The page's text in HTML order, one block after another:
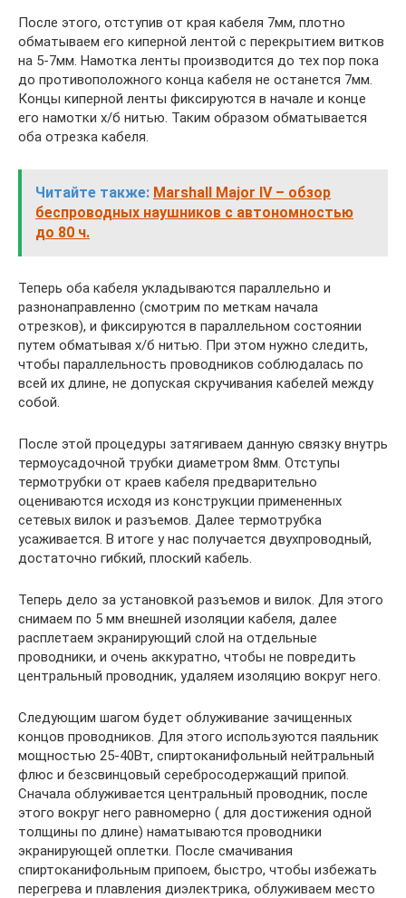
После этого, отступив от края кабеля 7мм, плотно
обматываем его киперной лентой с перекрытием витков
на 5-7мм. Намотка ленты производится до тех пор пока
до противоположного конца кабеля не останется 7мм.
Концы киперной ленты фиксируются в начале и конце
его намотки х/б нитью. Таким образом обматывается
оба отрезка кабеля.
Читайте также: Marshall Major IV – обзор
беспроводных наушников с автономностью
до 80 ч.
Теперь оба кабеля укладываются параллельно и
разнонаправленно (смотрим по меткам начала
отрезков), и фиксируются в параллельном состоянии
путем обматывая х/б нитью. При этом нужно следить,
чтобы параллельность проводников соблюдалась по
всей их длине, не допуская скручивания кабелей между
собой.
После этой процедуры затягиваем данную связку внутрь
термоусадочной трубки диаметром 8мм. Отступы
термотрубки от краев кабеля предварительно
оцениваются исходя из конструкции примененных
сетевых вилок и разъемов. Далее термотрубка
усаживается. В итоге у нас получается двухпроводный,
достаточно гибкий, плоский кабель.
Теперь дело за установкой разъемов и вилок. Для этого
снимаем по 5 мм внешней изоляции кабеля, далее
расплетаем экранирующий слой на отдельные
проводники, и очень аккуратно, чтобы не повредить
центральный проводник, удаляем изоляцию вокруг него.
Следующим шагом будет облуживание зачищенных
концов проводников. Для этого используются паяльник
мощностью 25-40Вт, спиртоканифольный нейтральный
флюс и безсвинцовый серебросодержащий припой.
Сначала облуживается центральный проводник, после
этого вокруг него равномерно ( для достижения одной
толщины по длине) наматываются проводники
экранирующей оплетки. После смачивания
спиртоканифольным припоем, быстро, чтобы избежать
перегрева и плавления диэлектрика, облуживаем место